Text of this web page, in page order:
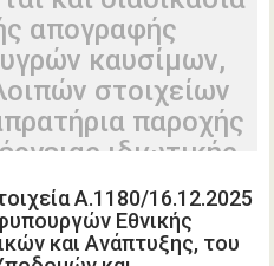
απογραφής
καυσίμων,
στοιχείων
παροχής
ιδιωτικής
του άρθρου114
στο Μητρώο
Παροχής
Α.1180/16.12.2025
Εθνικής
και Ανάπτυξης, του